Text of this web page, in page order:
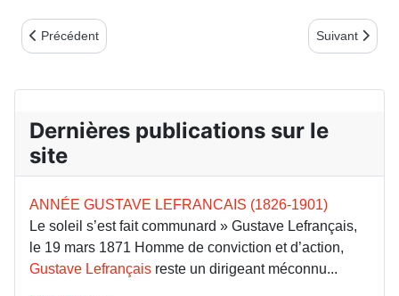
Article précédent : Zola et la Commune
Précédent Article
Suivant
Dernières publications sur le
site
ANNÉE GUSTAVE LEFRANCAIS (1826-1901)
Le soleil s’est fait communard » Gustave Lefrançais,
le 19 mars 1871 Homme de conviction et d’action,
Gustave Lefrançais reste un dirigeant méconnu...